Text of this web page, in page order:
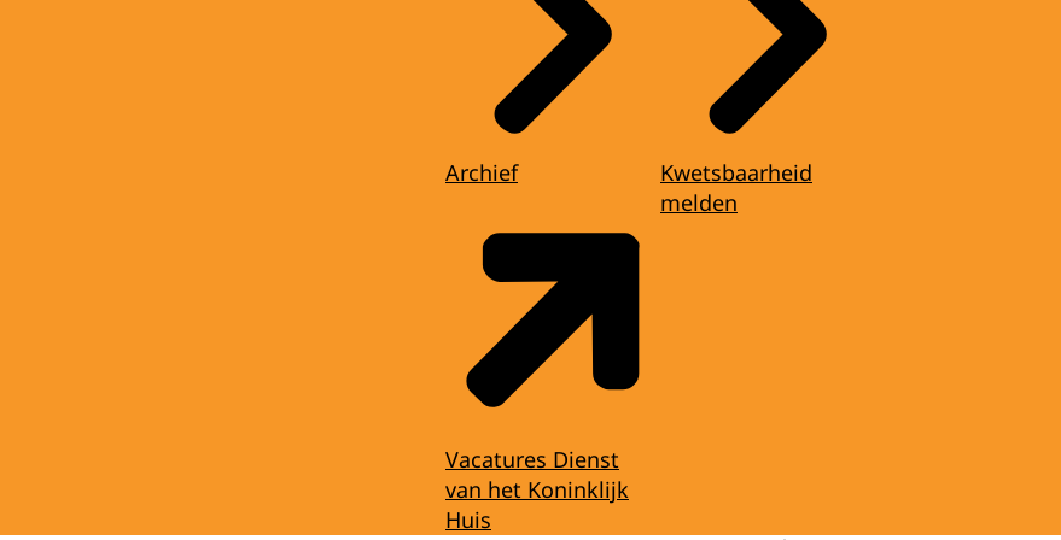
Archief
Vacatures Dienst
van het Koninklijk
Huis
Kwetsbaarheid
melden